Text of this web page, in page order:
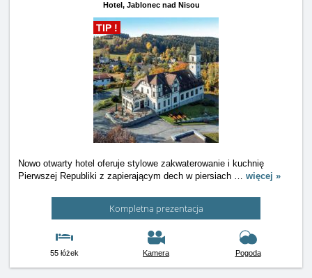
Hotel, Jablonec nad Nisou
TIP !
Nowo otwarty hotel oferuje stylowe zakwaterowanie i kuchnię
Pierwszej Republiki z zapierającym dech w piersiach … więcej »
Kompletna prezentacja
55 łóżek Kamera Pogoda